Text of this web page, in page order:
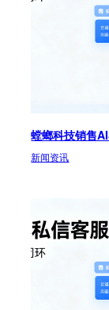
螳螂科技销售
新闻资讯